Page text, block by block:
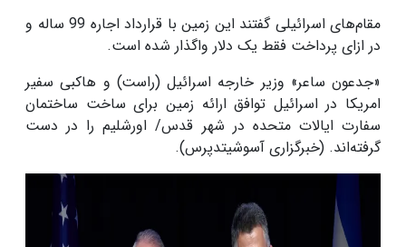
مقام‌های اسرائیلی گفتند این زمین با قرارداد اجاره 99 ساله و
در ازای پرداخت فقط یک دلار واگذار شده است.
«جدعون ساعر» وزیر خارجه اسرائیل (راست) و هاکبی سفیر
امریکا در اسرائیل توافق ارائه زمین برای ساخت ساختمان
سفارت ایالات متحده در شهر قدس/ اورشلیم را در دست
گرفته‌اند. (خبرگزاری آسوشیتدپرس).